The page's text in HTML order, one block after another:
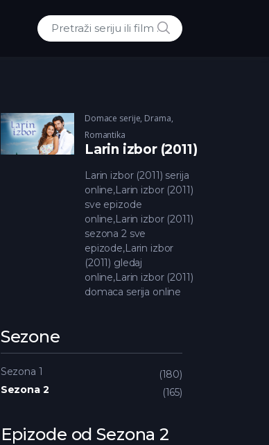
Traži:
POTRAZI
Domace serije, Drama,
Romantika
Larin izbor (2011)
Larin izbor (2011) serija
online,Larin izbor (2011)
sve epizode
online,Larin izbor (2011)
sezona 2 sve
epizode,Larin izbor
(2011) gledaj
online,Larin izbor (2011)
domaca serija online
Sezone
Sezona 1
180
Sezona 2
165
Epizode od Sezona 2